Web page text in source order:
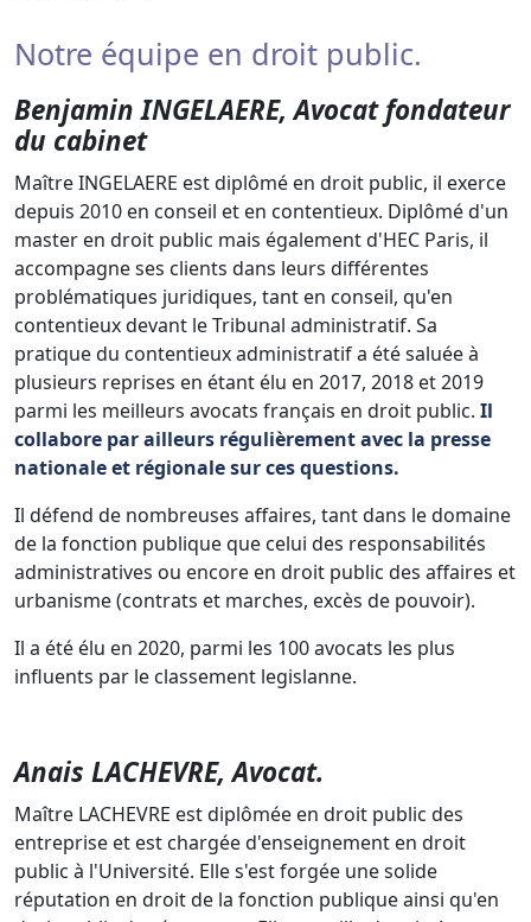
Notre équipe en droit public.
Benjamin INGELAERE, Avocat fondateur
du cabinet
Maître INGELAERE est diplômé en droit public, il exerce
depuis 2010 en conseil et en contentieux. Diplômé d'un
master en droit public mais également d'HEC Paris, il
accompagne ses clients dans leurs différentes
problématiques juridiques, tant en conseil, qu'en
contentieux devant le Tribunal administratif. Sa
pratique du contentieux administratif a été saluée à
plusieurs reprises en étant élu en 2017, 2018 et 2019
parmi les meilleurs avocats français en droit public. Il
collabore par ailleurs régulièrement avec la presse
nationale et régionale sur ces questions.
Il défend de nombreuses affaires, tant dans le domaine
de la fonction publique que celui des responsabilités
administratives ou encore en droit public des affaires et
urbanisme (contrats et marches, excès de pouvoir).
Il a été élu en 2020, parmi les 100 avocats les plus
influents par le classement legislanne.
Anais LACHEVRE, Avocat.
Maître LACHEVRE est diplômée en droit public des
entreprise et est chargée d'enseignement en droit
public à l'Université. Elle s'est forgée une solide
réputation en droit de la fonction publique ainsi qu'en